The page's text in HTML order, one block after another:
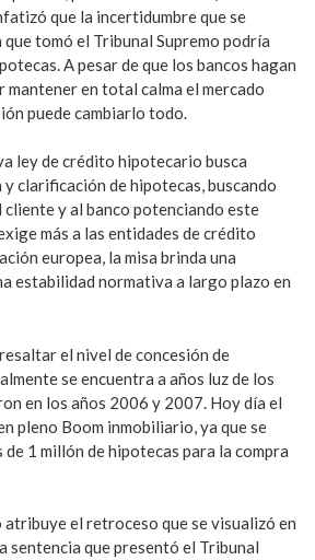
que la incertidumbre que se
tomó el Tribunal Supremo podría
A pesar de que los bancos hagan
en total calma el mercado
puede cambiarlo todo.
ley de crédito hipotecario busca
clarificación de hipotecas, buscando
cliente y al banco potenciando este
más a las entidades de crédito
europea, la misa brinda una
estabilidad normativa a largo plazo en
el nivel de concesión de
se encuentra a años luz de los
en los años 2006 y 2007. Hoy día el
pleno Boom inmobiliario, ya que se
1 millón de hipotecas para la compra
el retroceso que se visualizó en
sentencia que presentó el Tribunal